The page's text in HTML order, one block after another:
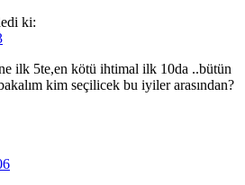
ki:
ilk 5te,en kötü ihtimal ilk 10da ..bütün
kim seçilicek bu iyiler arasından?